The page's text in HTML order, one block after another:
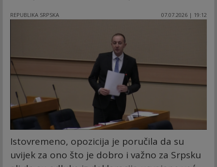
REPUBLIKA SRPSKA 07.07.2026 | 19:12
Istovremeno, opozicija je poručila da su
uvijek za ono što je dobro i važno za Srpsku